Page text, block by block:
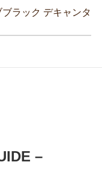
ラック デキャンタ
–